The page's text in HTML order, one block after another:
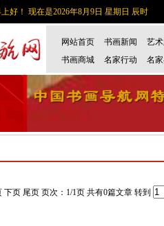
好！ 现在是2026年8月9日 星期日 辰时
网站首页 书画新闻
艺
书画商城
名家行动 名
下页 尾页 页次：1/1页 共有0篇文章 转到